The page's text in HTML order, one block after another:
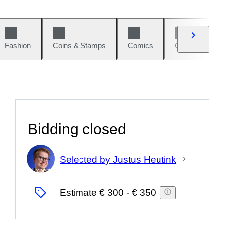
Fashion Coins & Stamps Comics Cars & Bikes
Bidding closed
Expert
Selected by Justus Heutink
Estimate € 300 - € 350